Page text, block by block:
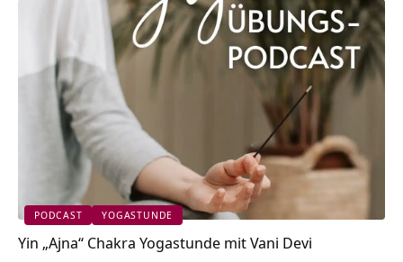
PODCAST YOGASTUNDE
Yin „Ajna“ Chakra Yogastunde mit Vani Devi